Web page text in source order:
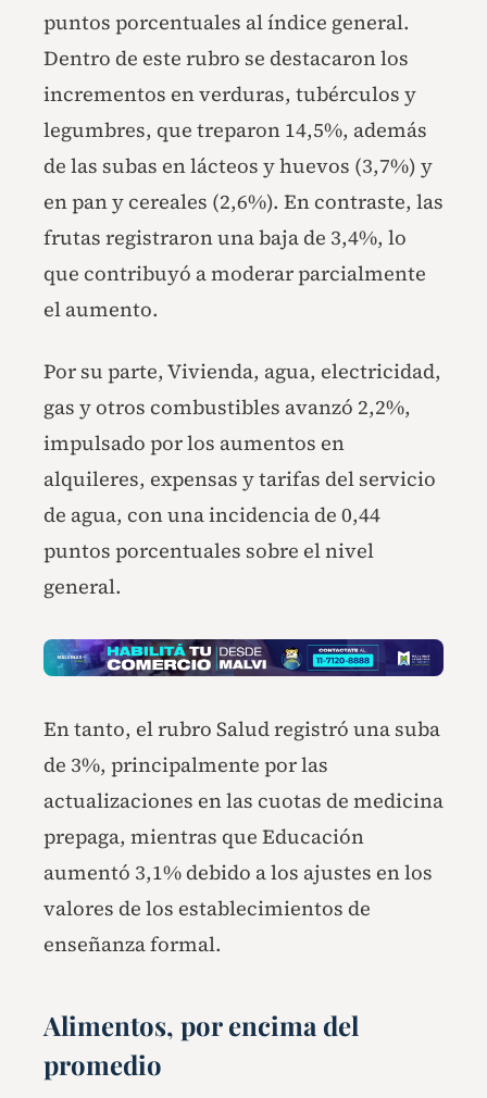
puntos porcentuales al índice general.
Dentro de este rubro se destacaron los
incrementos en verduras, tubérculos y
legumbres, que treparon 14,5%, además
de las subas en lácteos y huevos (3,7%) y
en pan y cereales (2,6%). En contraste, las
frutas registraron una baja de 3,4%, lo
que contribuyó a moderar parcialmente
el aumento.
Por su parte, Vivienda, agua, electricidad,
gas y otros combustibles avanzó 2,2%,
impulsado por los aumentos en
alquileres, expensas y tarifas del servicio
de agua, con una incidencia de 0,44
puntos porcentuales sobre el nivel
general.
En tanto, el rubro Salud registró una suba
de 3%, principalmente por las
actualizaciones en las cuotas de medicina
prepaga, mientras que Educación
aumentó 3,1% debido a los ajustes en los
valores de los establecimientos de
enseñanza formal.
Alimentos, por encima del
promedio